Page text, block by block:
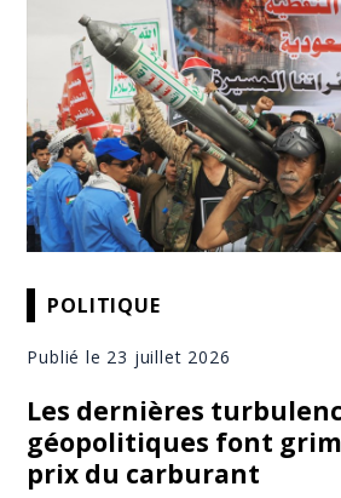
POLITIQUE
Publié le 23 juillet 2026
Les dernières
géopolitiques font
prix du carburant